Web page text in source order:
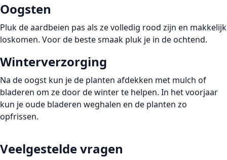
Oogsten
Pluk de aardbeien pas als ze volledig rood zijn en makkelijk
loskomen. Voor de beste smaak pluk je in de ochtend.
Winterverzorging
Na de oogst kun je de planten afdekken met mulch of
bladeren om ze door de winter te helpen. In het voorjaar
kun je oude bladeren weghalen en de planten zo
opfrissen.
Veelgestelde vragen